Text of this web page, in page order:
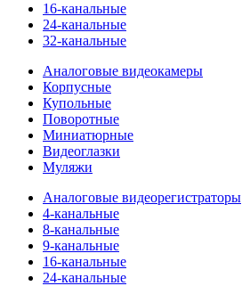
16-канальные
24-канальные
32-канальные
Аналоговые видеокамеры
Корпусные
Купольные
Поворотные
Миниатюрные
Видеоглазки
Муляжи
Аналоговые видеорегистраторы
4-канальные
8-канальные
9-канальные
16-канальные
24-канальные